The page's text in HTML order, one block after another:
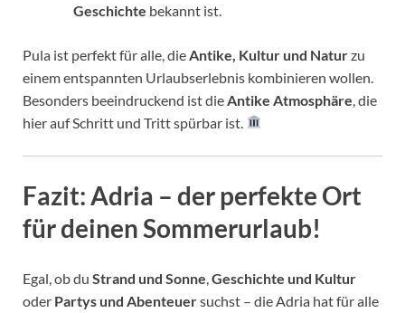
Geschichte bekannt ist.
Pula ist perfekt für alle, die Antike, Kultur und Naturzu
einem entspannten Urlaubserlebnis kombinieren wollen.
Besonders beeindruckend ist die Antike Atmosphäre , die
hier auf Schritt und Tritt spürbar ist.
Fazit: Adria – der perfekte Ort
für deinen Sommerurlaub!
Egal, ob du Strand und Sonne,Geschichte und Kultur
oder Partys und Abenteuersuchst – die Adria hat für alle